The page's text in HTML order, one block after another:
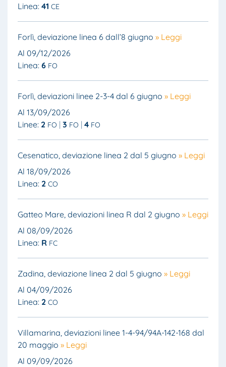
Linea: 41 CE
Forlì, deviazione linea 6 dall’8 giugno » Leggi
Al 09/12/2026
Linea: 6 FO
Forlì, deviazioni linee 2-3-4 dal 6 giugno » Leggi
Al 13/09/2026
Linee: 2 FO 3 FO 4 FO
Cesenatico, deviazione linea 2 dal 5 giugno » Leggi
Al 18/09/2026
Linea: 2 CO
Gatteo Mare, deviazioni linea R dal 2 giugno » Leggi
Al 08/09/2026
Linea: R FC
Zadina, deviazione linea 2 dal 5 giugno » Leggi
Al 04/09/2026
Linea: 2 CO
Villamarina, deviazioni linee 1-4-94/94A-142-168 dal
20 maggio » Leggi
Al 09/09/2026